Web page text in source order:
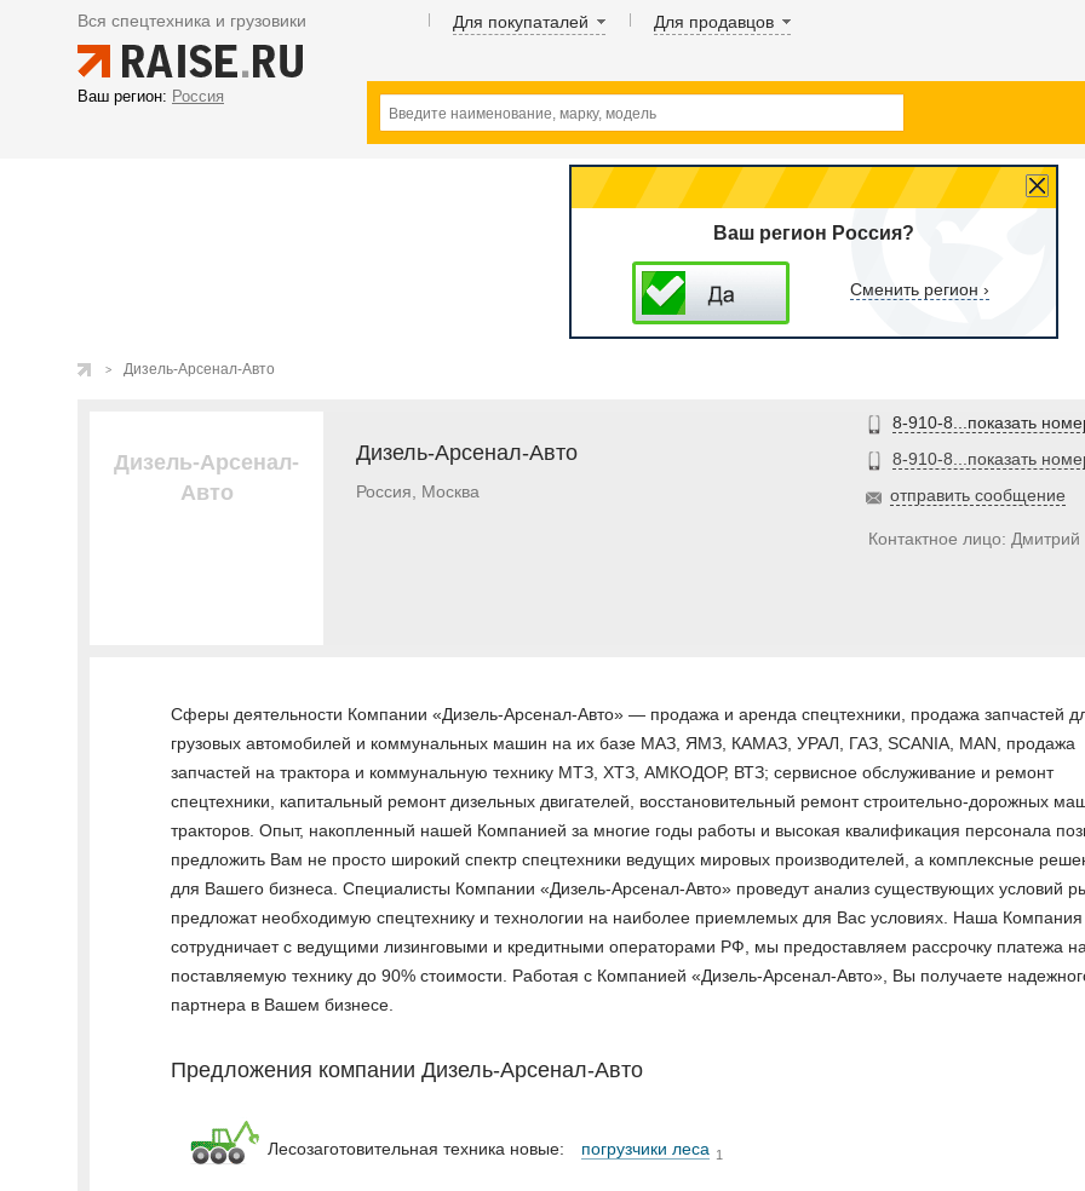
Вся спецтехника и грузовики Для покупаталей Для продавцов
Ваш регион: Россия
Ваш регион Россия?
Сменить регион ›
Дизель-Арсенал-Авто
Дизель-Арсенал-
Авто
Дизель-Арсенал-Авто
Россия, Москва
8-910-8...показать
8-910-8...показать
отправить сообщение
Контактное лицо: Дмитрий
Сферы деятельности Компании «Дизель-Арсенал-Авто» — продажа и аренда спецтехники, продажа запчастей
грузовых автомобилей и коммунальных машин на их базе МАЗ, ЯМЗ, КАМАЗ, УРАЛ, ГАЗ, SCANIA, MAN, продажа
запчастей на трактора и коммунальную технику МТЗ, ХТЗ, АМКОДОР, ВТЗ; сервисное обслуживание и ремонт
спецтехники, капитальный ремонт дизельных двигателей, восстановительный ремонт строительно-дорожных
тракторов. Опыт, накопленный нашей Компанией за многие годы работы и высокая квалификация персонала
предложить Вам не просто широкий спектр спецтехники ведущих мировых производителей, а комплексные
для Вашего бизнеса. Специалисты Компании «Дизель-Арсенал-Авто» проведут анализ существующих условий
предложат необходимую спецтехнику и технологии на наиболее приемлемых для Вас условиях. Наша Компания
сотрудничает с ведущими лизинговыми и кредитными операторами РФ, мы предоставляем рассрочку платежа
поставляемую технику до 90% стоимости. Работая с Компанией «Дизель-Арсенал-Авто», Вы получаете
партнера в Вашем бизнесе.
Предложения компании Дизель-Арсенал-Авто
Лесозаготовительная техника новые: погрузчики леса 1